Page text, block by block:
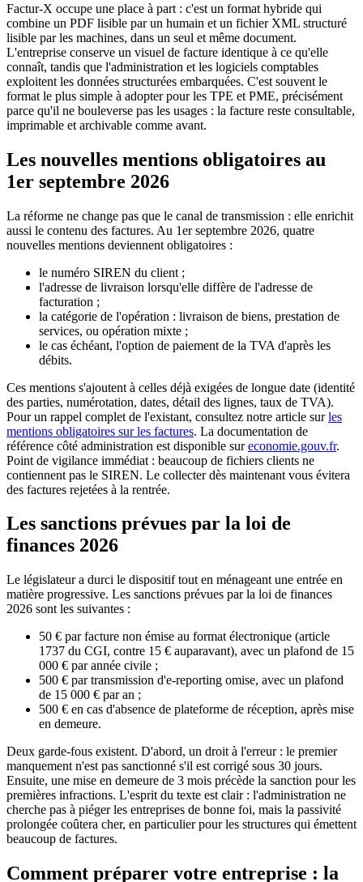
Factur-X occupe une place à part : c'est un format hybride qui
combine un PDF lisible par un humain et un fichier XML structuré
lisible par les machines, dans un seul et même document.
L'entreprise conserve un visuel de facture identique à ce qu'elle
connaît, tandis que l'administration et les logiciels comptables
exploitent les données structurées embarquées. C'est souvent le
format le plus simple à adopter pour les TPE et PME, précisément
parce qu'il ne bouleverse pas les usages : la facture reste consultable,
imprimable et archivable comme avant.
Les nouvelles mentions obligatoires au
1er septembre 2026
La réforme ne change pas que le canal de transmission : elle enrichit
aussi le contenu des factures. Au 1er septembre 2026, quatre
nouvelles mentions deviennent obligatoires :
le numéro SIREN du client ;
l'adresse de livraison lorsqu'elle diffère de l'adresse de
facturation ;
la catégorie de l'opération : livraison de biens, prestation de
services, ou opération mixte ;
le cas échéant, l'option de paiement de la TVA d'après les
débits.
Ces mentions s'ajoutent à celles déjà exigées de longue date (identité
des parties, numérotation, dates, détail des lignes, taux de TVA).
Pour un rappel complet de l'existant, consultez notre article surles
mentions obligatoires sur les factures. La documentation de
référence côté administration est disponible sureconomie.gouv.fr.
Point de vigilance immédiat : beaucoup de fichiers clients ne
contiennent pas le SIREN. Le collecter dès maintenant vous évitera
des factures rejetées à la rentrée.
Les sanctions prévues par la loi de
finances 2026
Le législateur a durci le dispositif tout en ménageant une entrée en
matière progressive. Les sanctions prévues par la loi de finances
2026 sont les suivantes :
50 € par facture non émise au format électronique (article
1737 du CGI, contre 15 € auparavant), avec un plafond de 15
000 € par année civile ;
500 € par transmission d'e-reporting omise, avec un plafond
de 15 000 € par an ;
500 € en cas d'absence de plateforme de réception, après mise
en demeure.
Deux garde-fous existent. D'abord, un droit à l'erreur : le premier
manquement n'est pas sanctionné s'il est corrigé sous 30 jours.
Ensuite, une mise en demeure de 3 mois précède la sanction pour les
premières infractions. L'esprit du texte est clair : l'administration ne
cherche pas à piéger les entreprises de bonne foi, mais la passivité
prolongée coûtera cher, en particulier pour les structures qui émettent
beaucoup de factures.
Comment préparer votre entreprise : la